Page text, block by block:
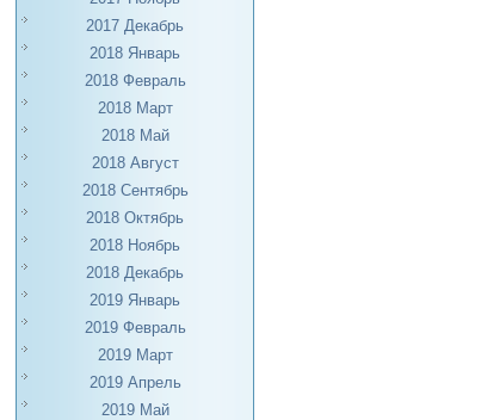
2017 Декабрь
2018 Январь
2018 Февраль
2018 Март
2018 Май
2018 Август
2018 Сентябрь
2018 Октябрь
2018 Ноябрь
2018 Декабрь
2019 Январь
2019 Февраль
2019 Март
2019 Апрель
2019 Май